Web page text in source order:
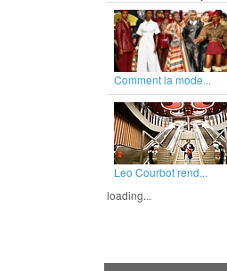
Comment la mode...
Leo Courbot rend...
loading...